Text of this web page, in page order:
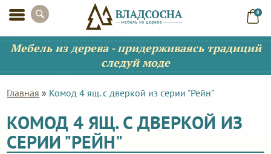
0
Мебель из дерева - придерживаясь традиций
следуй моде
Главная » Комод 4 ящ. с дверкой из серии "Рейн"
КОМОД 4 ЯЩ. С ДВЕРКОЙ ИЗ
СЕРИИ "РЕЙН"